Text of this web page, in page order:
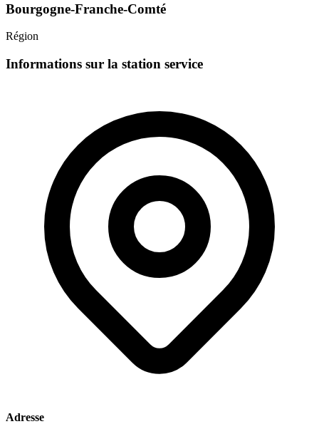
Bourgogne-Franche-Comté
Région
Informations sur la station service
Adresse